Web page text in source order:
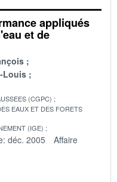
appliqués
et de
Louis
(CGPC)
EAUX ET DES FORETS
(IGE)
déc. 2005
Affaire